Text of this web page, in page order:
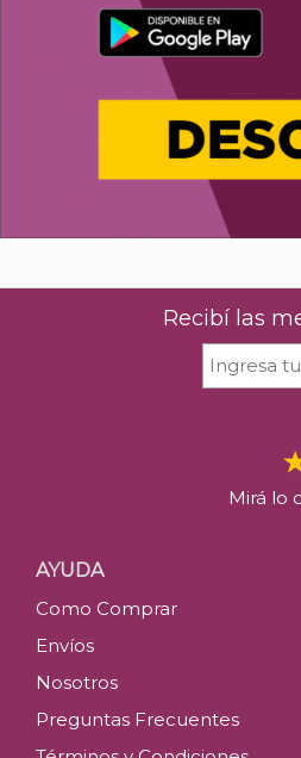
Recibí las
Mirá lo
AYUDA
Como Comprar
Envíos
Nosotros
Preguntas Frecuentes